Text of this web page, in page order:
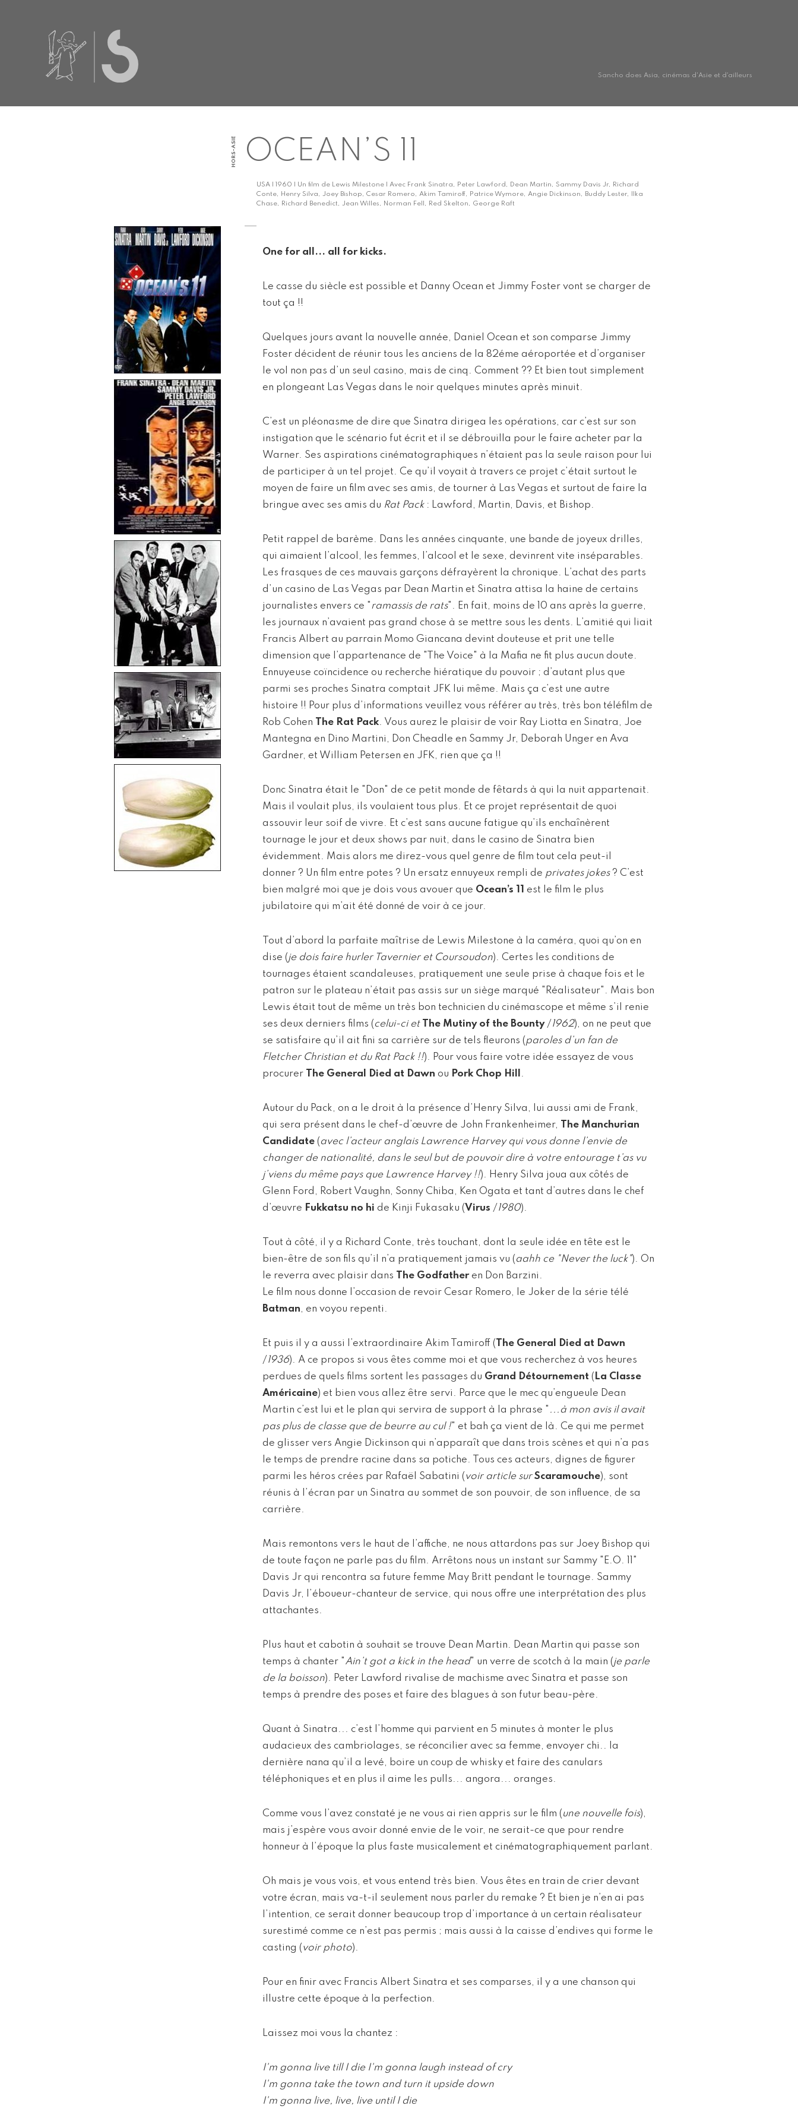
Sancho does Asia, cinémas d'Asie et d'ailleurs
HORS-ASIE OCEAN’S 11
USA | 1960 | Un film de Lewis Milestone | Avec Frank Sinatra, Peter Lawford, Dean Martin, Sammy Davis Jr, Richard
Conte, Henry Silva, Joey Bishop, Cesar Romero, Akim Tamiroff, Patrice Wymore, Angie Dickinson, Buddy Lester, Ilka
Chase, Richard Benedict, Jean Willes, Norman Fell, Red Skelton, George Raft
One for all... all for kicks.
Le casse du siècle est possible et Danny Ocean et Jimmy Foster vont se charger de
tout ça !!
Quelques jours avant la nouvelle année, Daniel Ocean et son comparse Jimmy
Foster décident de réunir tous les anciens de la 82éme aéroportée et d’organiser
le vol non pas d’un seul casino, mais de cinq. Comment ?? Et bien tout simplement
en plongeant Las Vegas dans le noir quelques minutes après minuit.
C’est un pléonasme de dire que Sinatra dirigea les opérations, car c’est sur son
instigation que le scénario fut écrit et il se débrouilla pour le faire acheter par la
Warner. Ses aspirations cinématographiques n’étaient pas la seule raison pour lui
de participer à un tel projet. Ce qu’il voyait à travers ce projet c’était surtout le
moyen de faire un film avec ses amis, de tourner à Las Vegas et surtout de faire la
bringue avec ses amis du Rat Pack: Lawford, Martin, Davis, et Bishop.
Petit rappel de barème. Dans les années cinquante, une bande de joyeux drilles,
qui aimaient l’alcool, les femmes, l’alcool et le sexe, devinrent vite inséparables.
Les frasques de ces mauvais garçons défrayèrent la chronique. L’achat des parts
d’un casino de Las Vegas par Dean Martin et Sinatra attisa la haine de certains
journalistes envers ce "ramassis de rats". En fait, moins de 10 ans après la guerre,
les journaux n’avaient pas grand chose à se mettre sous les dents. L’amitié qui liait
Francis Albert au parrain Momo Giancana devint douteuse et prit une telle
dimension que l’appartenance de "The Voice" à la Mafia ne fit plus aucun doute.
Ennuyeuse coïncidence ou recherche hiératique du pouvoir ; d’autant plus que
parmi ses proches Sinatra comptait JFK lui même. Mais ça c’est une autre
histoire !! Pour plus d’informations veuillez vous référer au très, très bon téléfilm de
Rob Cohen
The Rat Pack. Vous aurez le plaisir de voir Ray Liotta en Sinatra, Joe
Mantegna en Dino Martini, Don Cheadle en Sammy Jr, Deborah Unger en Ava
Gardner, et William Petersen en JFK, rien que ça !!
Donc Sinatra était le "Don" de ce petit monde de fêtards à qui la nuit appartenait.
Mais il voulait plus, ils voulaient tous plus. Et ce projet représentait de quoi
assouvir leur soif de vivre. Et c’est sans aucune fatigue qu’ils enchaînèrent
tournage le jour et deux shows par nuit, dans le casino de Sinatra bien
évidemment. Mais alors me direz-vous quel genre de film tout cela peut-il
donner ? Un film entre potes ? Un ersatz ennuyeux rempli de privates jokes? C’est
bien malgré moi que je dois vous avouer que Ocean’s 11
est le film le plus
jubilatoire qui m’ait été donné de voir à ce jour.
Tout d’abord la parfaite maîtrise de Lewis Milestone à la caméra, quoi qu’on en
dise (je dois faire hurler Tavernier et Coursoudon). Certes les conditions de
tournages étaient scandaleuses, pratiquement une seule prise à chaque fois et le
patron sur le plateau n’était pas assis sur un siège marqué "Réalisateur". Mais bon
Lewis était tout de même un très bon technicien du cinémascope et même s’il renie
ses deux derniers films (celui-ci et The Mutiny of the Bounty/1962), on ne peut que
se satisfaire qu’il ait fini sa carrière sur de tels fleurons (paroles d’un fan de
Fletcher Christian et du Rat Pack !!). Pour vous faire votre idée essayez de vous
procurer
The General Died at Dawn ou Pork Chop Hill .
Autour du Pack, on a le droit à la présence d’Henry Silva, lui aussi ami de Frank,
qui sera présent dans le chef-d’œuvre de John Frankenheimer,
The Manchurian
Candidate (avec l’acteur anglais Lawrence Harvey qui vous donne l’envie de
changer de nationalité, dans le seul but de pouvoir dire à votre entourage t’as vu
j’viens du même pays que Lawrence Harvey !!). Henry Silva joua aux côtés de
Glenn Ford, Robert Vaughn, Sonny Chiba, Ken Ogata et tant d’autres dans le chef
d’œuvre Fukkatsu no hi de Kinji Fukasaku (Virus /1980).
Tout à côté, il y a Richard Conte, très touchant, dont la seule idée en tête est le
bien-être de son fils qu’il n’a pratiquement jamais vu (aahh ce "Never the luck"). On
le reverra avec plaisir dans
The Godfatheren Don Barzini.
Le film nous donne l’occasion de revoir Cesar Romero, le Joker de la série télé
Batman, en voyou repenti.
Et puis il y a aussi l’extraordinaire Akim Tamiroff ( The General Died at Dawn
/1936). A ce propos si vous êtes comme moi et que vous recherchez à vos heures
perdues de quels films sortent les passages du Grand Détournement ( La Classe
Américaine) et bien vous allez être servi. Parce que le mec qu’engueule Dean
Martin c’est lui et le plan qui servira de support à la phrase " ...à mon avis il avait
pas plus de classe que de beurre au cul !" et bah ça vient de là. Ce qui me permet
de glisser vers Angie Dickinson qui n’apparaît que dans trois scènes et qui n’a pas
le temps de prendre racine dans sa potiche. Tous ces acteurs, dignes de figurer
parmi les héros crées par Rafaël Sabatini (voir article sur Scaramouche), sont
réunis à l’écran par un Sinatra au sommet de son pouvoir, de son influence, de sa
carrière.
Mais remontons vers le haut de l’affiche, ne nous attardons pas sur Joey Bishop qui
de toute façon ne parle pas du film. Arrêtons nous un instant sur Sammy "E.O. 11"
Davis Jr qui rencontra sa future femme May Britt pendant le tournage. Sammy
Davis Jr, l’éboueur-chanteur de service, qui nous offre une interprétation des plus
attachantes.
Plus haut et cabotin à souhait se trouve Dean Martin. Dean Martin qui passe son
temps à chanter "Ain’t got a kick in the head" un verre de scotch à la main (je parle
de la boisson). Peter Lawford rivalise de machisme avec Sinatra et passe son
temps à prendre des poses et faire des blagues à son futur beau-père.
Quant à Sinatra... c’est l’homme qui parvient en 5 minutes à monter le plus
audacieux des cambriolages, se réconcilier avec sa femme, envoyer chi.. la
dernière nana qu’il a levé, boire un coup de whisky et faire des canulars
téléphoniques et en plus il aime les pulls... angora... oranges.
Comme vous l’avez constaté je ne vous ai rien appris sur le film (une nouvelle fois),
mais j’espère vous avoir donné envie de le voir, ne serait-ce que pour rendre
honneur à l’époque la plus faste musicalement et cinématographiquement parlant.
Oh mais je vous vois, et vous entend très bien. Vous êtes en train de crier devant
votre écran, mais va-t-il seulement nous parler du remake ? Et bien je n’en ai pas
l’intention, ce serait donner beaucoup trop d’importance à un certain réalisateur
surestimé comme ce n’est pas permis ; mais aussi à la caisse d’endives qui forme le
casting (voir photo).
Pour en finir avec Francis Albert Sinatra et ses comparses, il y a une chanson qui
illustre cette époque à la perfection.
Laissez moi vous la chantez :
I'm gonna live till I die I'm gonna laugh instead of cry
I'm gonna take the town and turn it upside down
I'm gonna live, live, live until I die